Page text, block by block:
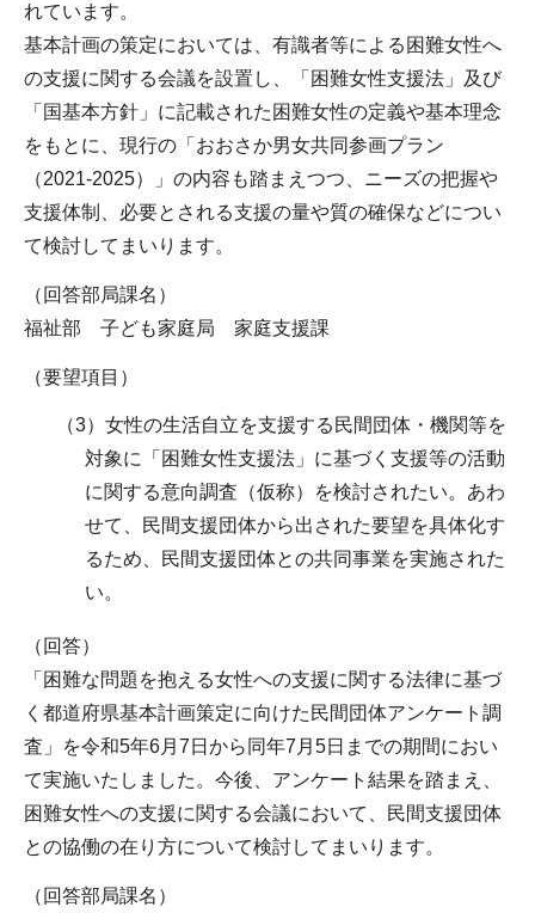
れています。
基本計画の策定においては、有識者等による困難女性へ
の支援に関する会議を設置し、「困難女性支援法」及び
「国基本方針」に記載された困難女性の定義や基本理念
をもとに、現行の「おおさか男女共同参画プラン
（2021-2025）」の内容も踏まえつつ、ニーズの把握や
支援体制、必要とされる支援の量や質の確保などについ
て検討してまいります。
（回答部局課名）
福祉部 子ども家庭局 家庭支援課
（要望項目）
（3）女性の生活自立を支援する民間団体・機関等を
対象に「困難女性支援法」に基づく支援等の活動
に関する意向調査（仮称）を検討されたい。あわ
せて、民間支援団体から出された要望を具体化す
るため、民間支援団体との共同事業を実施された
い。
（回答）
「困難な問題を抱える女性への支援に関する法律に基づ
く都道府県基本計画策定に向けた民間団体アンケート調
査」を令和5年6月7日から同年7月5日までの期間におい
て実施いたしました。今後、アンケート結果を踏まえ、
困難女性への支援に関する会議において、民間支援団体
との協働の在り方について検討してまいります。
（回答部局課名）